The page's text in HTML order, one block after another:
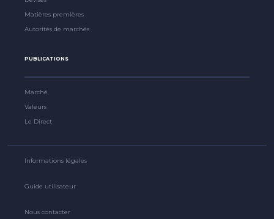
Matières premières
Autorités de marchés
PUBLICATIONS
Marché
Valeurs
Le Direct
Informations légales
Guide utilisateur
Nous contacter